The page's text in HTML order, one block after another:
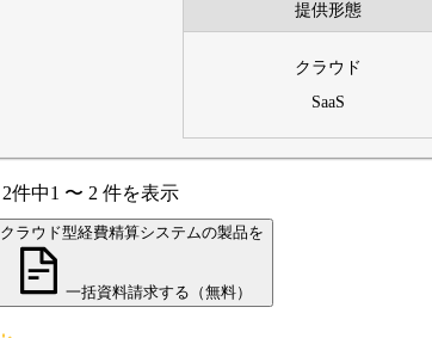
提供形態
クラウド
SaaS
2件中1 〜 2 件を表示
クラウド型経費精算システムの製品を
一括資料請求する（無料）